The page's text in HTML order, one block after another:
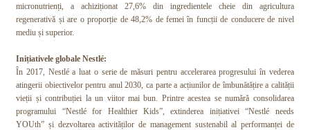
micronutrienți, a achiziționat 27,6% din ingredientele cheie din agricultura
regenerativă și are o proporție de 48,2% de femei în funcții de conducere de nivel
mediu și superior.
Inițiativele globale Nestlé:
În 2017, Nestlé a luat o serie de măsuri pentru accelerarea progresului în vederea
atingerii obiectivelor pentru anul 2030, ca parte a acțiunilor de îmbunătățire a calității
vieții și contribuției la un viitor mai bun. Printre acestea se numără consolidarea
programului “Nestlé for Healthier Kids”, extinderea inițiativei “Nestlé needs
YOUth” și dezvoltarea activităților de management sustenabil al performanței de